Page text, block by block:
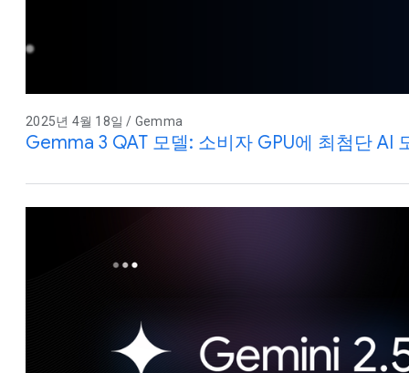
2025년 4월 18일 / Gemma
Gemma 3 QAT 모델: 소비자 GPU에 최첨단 AI